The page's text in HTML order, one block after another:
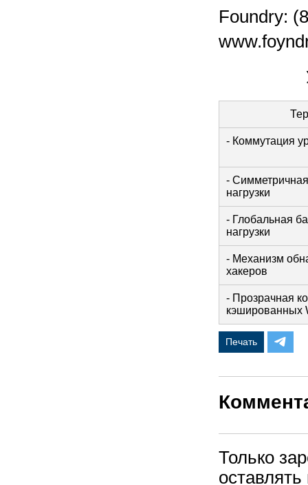
Foundry:
- Коммутация
-
нагрузки
- Глобальная
нагрузки
- Механизм
хакеров
- Прозрачная
кэшированных
Печать
Только